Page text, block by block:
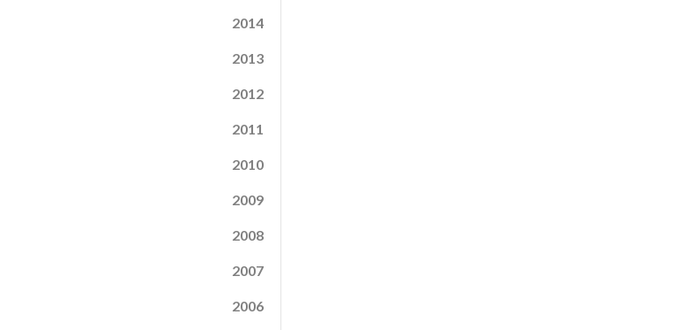
2014
2013
2012
2011
2010
2009
2008
2007
2006